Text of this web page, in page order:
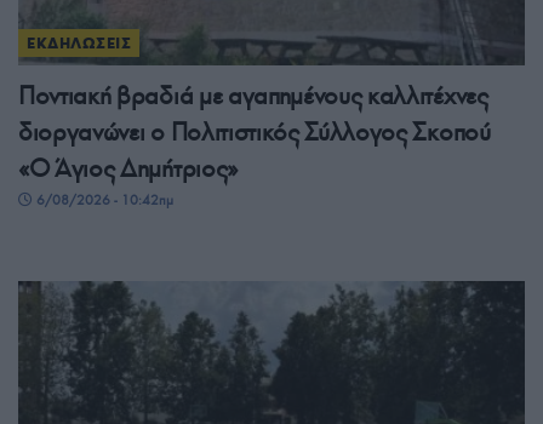
ΕΚΔΗΛΩΣΕΙΣ
Ποντιακή βραδιά με αγαπημένους καλλιτέχνες
διοργανώνει ο Πολιτιστικός Σύλλογος Σκοπού
«Ο Άγιος Δημήτριος»
6/08/2026 - 10:42πμ